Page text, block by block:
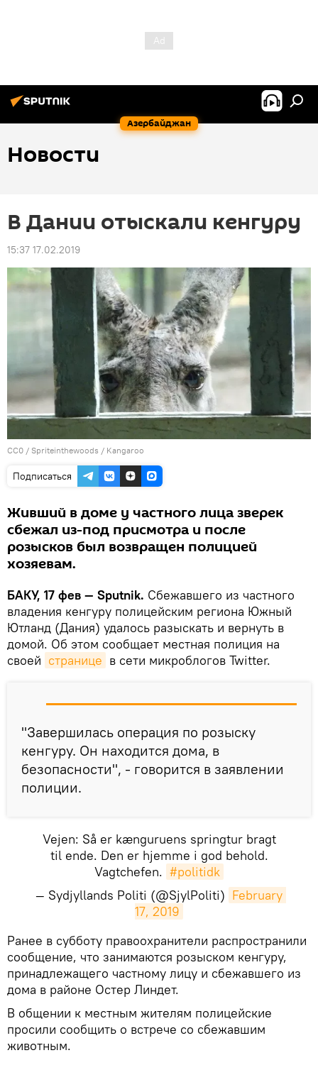
Азербайджан
Новости
В Дании отыскали кенгуру
15:37 17.02.2019
CC0 / Spriteinthewoods / Kangaroo
Подписаться
Живший в доме у частного лица зверек
сбежал из-под присмотра и после
розысков был возвращен полицией
хозяевам.
БАКУ, 17 фев — Sputnik. Сбежавшего из частного
владения кенгуру полицейским региона Южный
Ютланд (Дания) удалось разыскать и вернуть в
домой. Об этом сообщает местная полиция на
своей странице в сети микроблогов Twitter.
"Завершилась операция по розыску
кенгуру. Он находится дома, в
безопасности", - говорится в заявлении
полиции.
Vejen: Så er kænguruens springtur bragt
til ende. Den er hjemme i god behold.
Vagtchefen. #politidk
— Sydjyllands Politi (@SjylPoliti) February
17, 2019
​Ранее в субботу правоохранители распространили
сообщение, что занимаются розыском кенгуру,
принадлежащего частному лицу и сбежавшего из
дома в районе Остер Линдет.
В общении к местным жителям полицейские
просили сообщить о встрече со сбежавшим
животным.